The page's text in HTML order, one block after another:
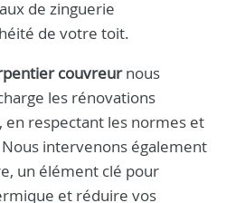
de zinguerie
de votre toit.
couvreurnous
les rénovations
respectant les normes et
intervenons également
un élément clé pour
et réduire vos